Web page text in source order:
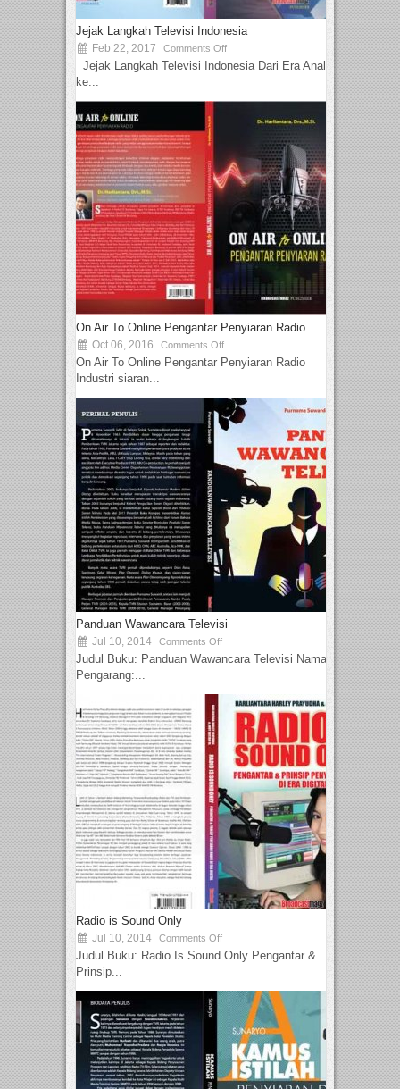
Jejak Langkah Televisi Indonesia
Feb 22, 2017 Comments Off
Jejak Langkah Televisi Indonesia Dari Era Analog
ke...
On Air To Online Pengantar Penyiaran Radio
Oct 06, 2016 Comments Off
On Air To Online Pengantar Penyiaran Radio
Industri siaran...
Panduan Wawancara Televisi
Jul 10, 2014 Comments Off
Judul Buku: Panduan Wawancara Televisi Nama
Pengarang:...
Radio is Sound Only
Jul 10, 2014 Comments Off
Judul Buku: Radio Is Sound Only Pengantar &
Prinsip...